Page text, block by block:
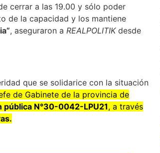
cerrar a las 19.00 y sólo poder
de la capacidad y los mantiene
, aseguraron a REALPOLITIK desde
que se solidarice con la situación
de Gabinete de la provincia de
pública N°30-0042-LPU21, a través